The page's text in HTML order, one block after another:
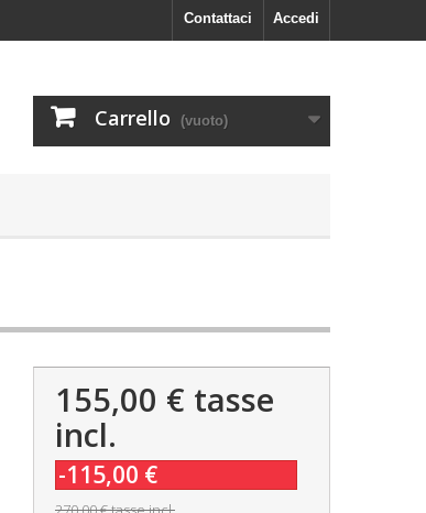
Accedi
Contattaci
Carrello (vuoto)
155,00 € tasse
incl.
-115,00 €